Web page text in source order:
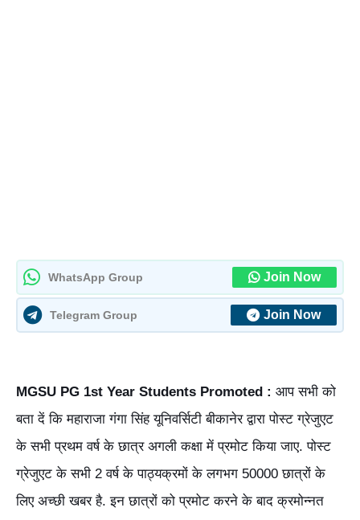
WhatsApp Group Join Now
Telegram Group Join Now
MGSU PG 1st Year Students Promoted : आप सभी को
बता दें कि महाराजा गंगा सिंह यूनिवर्सिटी बीकानेर द्वारा पोस्ट ग्रेजुएट
के सभी प्रथम वर्ष के छात्र अगली कक्षा में प्रमोट किया जाए. पोस्ट
ग्रेजुएट के सभी 2 वर्ष के पाठ्यक्रमों के लगभग 50000 छात्रों के
लिए अच्छी खबर है. इन छात्रों को प्रमोट करने के बाद क्रमोन्नत